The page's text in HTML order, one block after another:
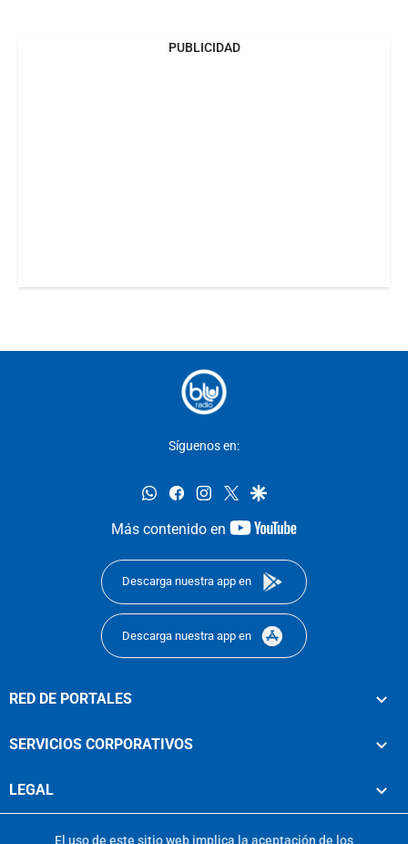
PUBLICIDAD
Síguenos en:
whatsappfacebookinstagram
twittergoogle
Más contenido en
youtube-
Descarga nuestra app en
Descarga nuestra app en
RED DE PORTALES
SERVICIOS CORPORATIVOS
LEGAL
El uso de este sitio web implica la aceptación de los